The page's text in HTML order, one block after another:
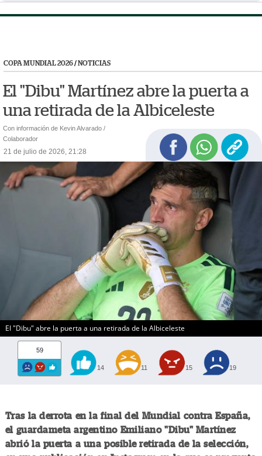
COPA MUNDIAL 2026/ NOTICIAS
El "Dibu" Martínez abre la puerta a
una retirada de la Albiceleste
Con información de Kevin Alvarado /
Colaborador
21 de julio de 2026, 21:28
El "Dibu" abre la puerta a una retirada de la Albiceleste
59
14 11 15 19
Tras la derrota en la final del Mundial contra España,
el guardameta argentino Emiliano "Dibu" Martínez
abrió la puerta a una posible retirada de la selección,